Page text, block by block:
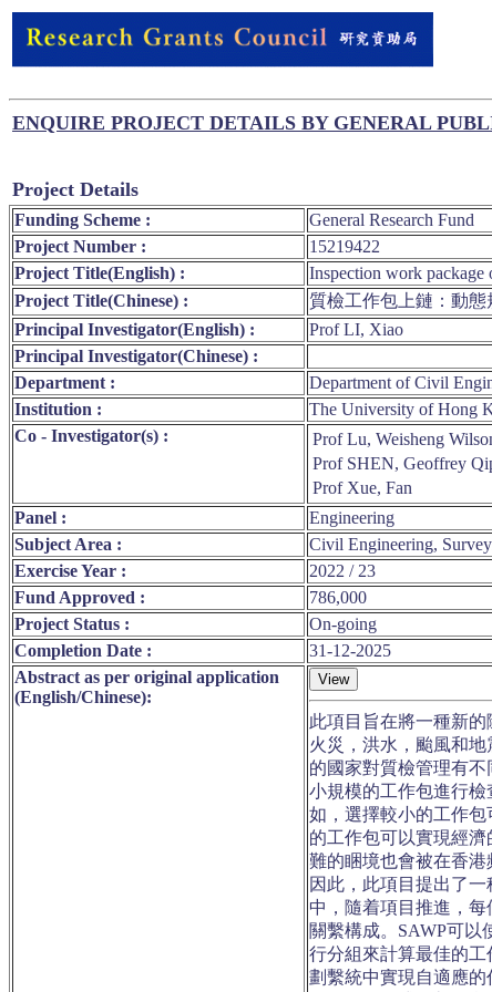
ENQUIRE PROJECT DETAILS BY GENERAL
Project Details
Funding Scheme :
General Research Fund
Project Number :
15219422
Project Title(English) :
Inspection work package
Project Title(Chinese) :
質檢工作包上鏈：動
Principal Investigator(English) :
Prof LI, Xiao
Principal Investigator(Chinese) :
Department :
Department of Civil
Institution :
The University of Hong
Co - Investigator(s) :
Prof Lu, Weisheng
Prof SHEN, Geoffrey
Prof Xue, Fan
Panel :
Engineering
Subject Area :
Civil Engineering,
Exercise Year :
2022 / 23
Fund Approved :
786,000
Project Status :
On-going
Completion Date :
31-12-2025
Abstract as per original application
(English/Chinese):
此項目旨在將一種新
火災，洪水，颱風和
的國家對質檢管理有
小規模的工作包進行
如，選擇較小的工作
的工作包可以實現經
難的睏境也會被在香
因此，此項目提出了
中，隨着項目推進，
關繫構成。SAWP可
行分組來計算最佳的
劃繫統中實現自適應